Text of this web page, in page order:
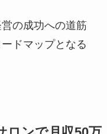
の成功への道筋
ドマップとなる